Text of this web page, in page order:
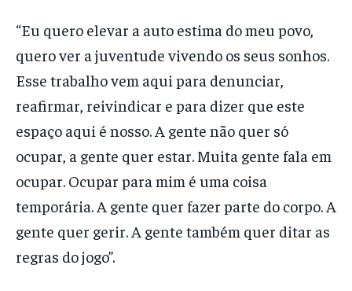
“Eu quero elevar a auto estima do meu povo,
quero ver a juventude vivendo os seus sonhos.
Esse trabalho vem aqui para denunciar,
reafirmar, reivindicar e para dizer que este
espaço aqui é nosso. A gente não quer só
ocupar, a gente quer estar. Muita gente fala em
ocupar. Ocupar para mim é uma coisa
temporária. A gente quer fazer parte do corpo. A
gente quer gerir. A gente também quer ditar as
regras do jogo”.